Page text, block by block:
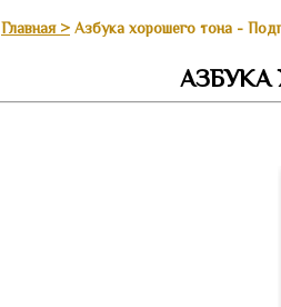
Главная Азбука хорошего тона -
АЗБУКА